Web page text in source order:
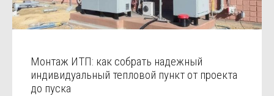
Монтаж ИТП: как собрать надежный
индивидуальный тепловой пункт от проекта
до пуска